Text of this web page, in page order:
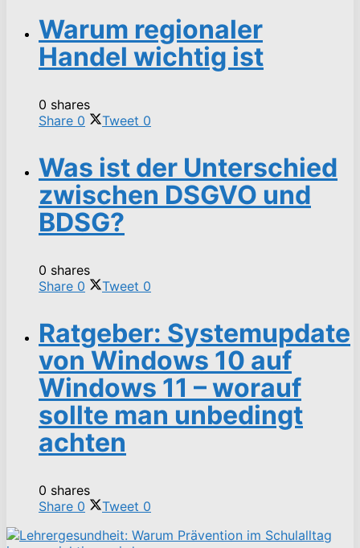
Warum regionaler
Handel wichtig ist
0 shares
Share 0 Tweet 0
Was ist der Unterschied
zwischen DSGVO und
BDSG?
0 shares
Share 0 Tweet 0
Ratgeber: Systemupdate
von Windows 10 auf
Windows 11 – worauf
sollte man unbedingt
achten
0 shares
Share 0 Tweet 0